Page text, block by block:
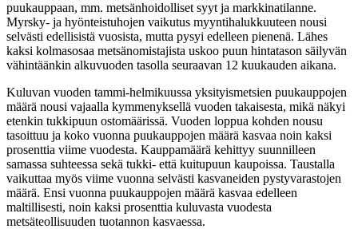
puukauppaan, mm. metsänhoidolliset syyt ja markkinatilanne.
Myrsky- ja hyönteistuhojen vaikutus myyntihalukkuuteen nousi
selvästi edellisistä vuosista, mutta pysyi edelleen pienenä. Lähes
kaksi kolmasosaa metsänomistajista uskoo puun hintatason säilyvän
vähintäänkin alkuvuoden tasolla seuraavan 12 kuukauden aikana.
Kuluvan vuoden tammi-helmikuussa yksityismetsien puukauppojen
määrä nousi vajaalla kymmenyksellä vuoden takaisesta, mikä näkyi
etenkin tukkipuun ostomäärissä. Vuoden loppua kohden nousu
tasoittuu ja koko vuonna puukauppojen määrä kasvaa noin kaksi
prosenttia viime vuodesta. Kauppamäärä kehittyy suunnilleen
samassa suhteessa sekä tukki- että kuitupuun kaupoissa. Taustalla
vaikuttaa myös viime vuonna selvästi kasvaneiden pystyvarastojen
määrä. Ensi vuonna puukauppojen määrä kasvaa edelleen
maltillisesti, noin kaksi prosenttia kuluvasta vuodesta
metsäteollisuuden tuotannon kasvaessa.